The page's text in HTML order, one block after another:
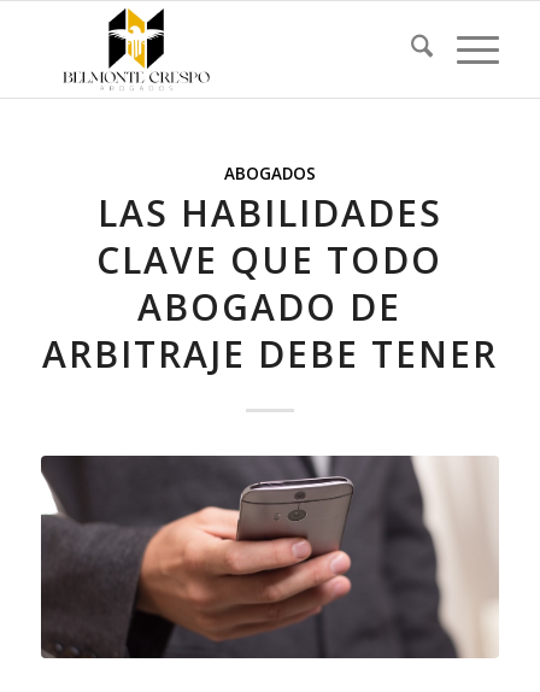
ABOGADOS
LAS HABILIDADES
CLAVE QUE TODO
ABOGADO DE
ARBITRAJE DEBE TENER